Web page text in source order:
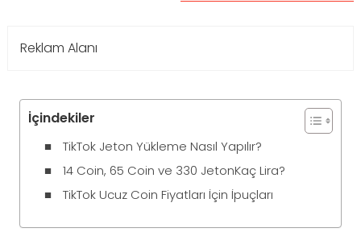
Reklam Alanı
İçindekiler
TikTok Jeton Yükleme Nasıl Yapılır?
14 Coin, 65 Coin ve 330 JetonKaç Lira?
TikTok Ucuz Coin Fiyatları İçin İpuçları